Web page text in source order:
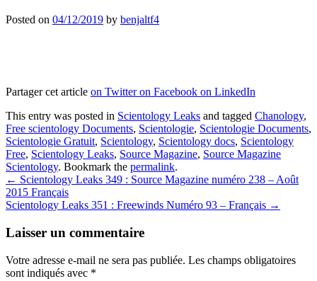
Posted on 04/12/2019 by benjaltf4
Partager cet article on Twitter on Facebook on LinkedIn
This entry was posted in Scientology Leaks and tagged Chanology,
Free scientology Documents, Scientologie, Scientologie Documents,
Scientologie Gratuit, Scientology, Scientology docs, Scientology
Free, Scientology Leaks, Source Magazine, Source Magazine
Scientology. Bookmark the permalink.
Post
navigation
← Scientology Leaks 349 : Source Magazine numéro 238 – Août
2015 Français
Scientology Leaks 351 : Freewinds Numéro 93 – Français →
Laisser un commentaire
Votre adresse e-mail ne sera pas publiée. Les champs obligatoires
sont indiqués avec *